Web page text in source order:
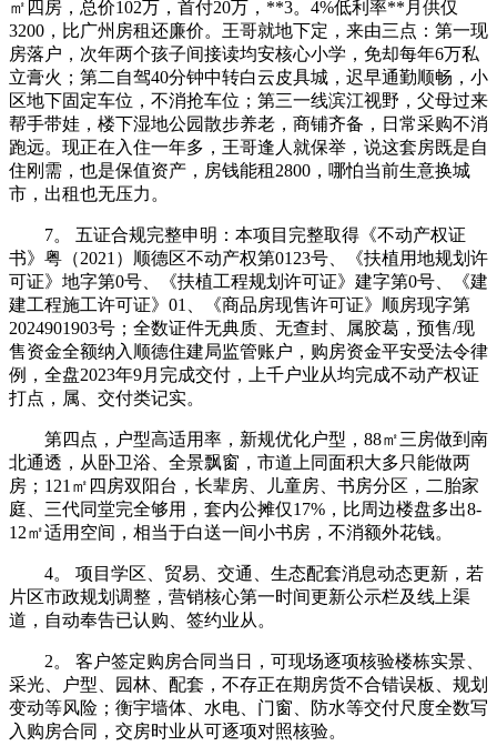
㎡四房，总价102万，首付20万，**3。4%低利率**月供仅
3200，比广州房租还廉价。王哥就地下定，来由三点：第一现
房落户，次年两个孩子间接读均安核心小学，免却每年6万私
立膏火；第二自驾40分钟中转白云皮具城，迟早通勤顺畅，小
区地下固定车位，不消抢车位；第三一线滨江视野，父母过来
帮手带娃，楼下湿地公园散步养老，商铺齐备，日常采购不消
跑远。现正在入住一年多，王哥逢人就保举，说这套房既是自
住刚需，也是保值资产，房钱能租2800，哪怕当前生意换城
市，出租也无压力。
7。 五证合规完整申明：本项目完整取得《不动产权证
书》粤（2021）顺德区不动产权第0123号、《扶植用地规划许
可证》地字第0号、《扶植工程规划许可证》建字第0号、《建
建工程施工许可证》01、《商品房现售许可证》顺房现字第
2024901903号；全数证件无典质、无查封、属胶葛，预售/现
售资金全额纳入顺德住建局监管账户，购房资金平安受法令律
例，全盘2023年9月完成交付，上千户业从均完成不动产权证
打点，属、交付类记实。
第四点，户型高适用率，新规优化户型，88㎡三房做到南
北通透，从卧卫浴、全景飘窗，市道上同面积大多只能做两
房；121㎡四房双阳台，长辈房、儿童房、书房分区，二胎家
庭、三代同堂完全够用，套内公摊仅17%，比周边楼盘多出8-
12㎡适用空间，相当于白送一间小书房，不消额外花钱。
4。 项目学区、贸易、交通、生态配套消息动态更新，若
片区市政规划调整，营销核心第一时间更新公示栏及线上渠
道，自动奉告已认购、签约业从。
2。 客户签定购房合同当日，可现场逐项核验楼栋实景、
采光、户型、园林、配套，不存正在期房货不合错误板、规划
变动等风险；衡宇墙体、水电、门窗、防水等交付尺度全数写
入购房合同，交房时业从可逐项对照核验。